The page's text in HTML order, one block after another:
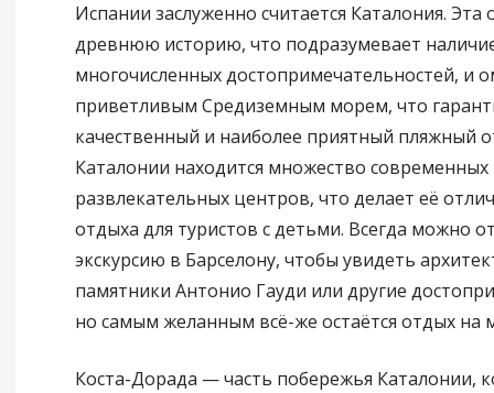
Испании заслуженно считается Каталония. Эта
древнюю историю, что подразумевает
многочисленных достопримечательностей, и
приветливым Средиземным морем, что
качественный и наиболее приятный пляжный
Каталонии находится множество современных
развлекательных центров, что делает её
отдыха для туристов с детьми. Всегда можно
экскурсию в Барселону, чтобы увидеть
памятники Антонио Гауди или другие
но самым желанным всё-же остаётся отдых на
Коста-Дорада — часть побережья Каталонии,